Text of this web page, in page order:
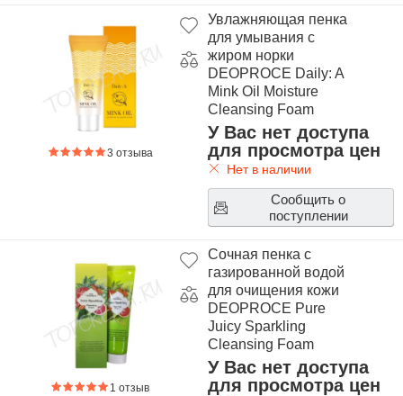
3 отзыва
Увлажняющая пенка
для умывания с
жиром норки
DEOPROCE Daily: A
Mink Oil Moisture
Cleansing Foam
У Вас нет доступа
для просмотра цен
Нет в наличии
Сообщить о
поступлении
1 отзыв
Сочная пенка с
газированной водой
для очищения кожи
DEOPROCE Pure
Juicy Sparkling
Cleansing Foam
У Вас нет доступа
для просмотра цен